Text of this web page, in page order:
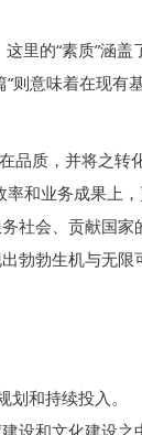
里的“素质”涵盖
则意味着在现有
品质，并将之转
和业务成果上
社会、贡献国家
勃勃生机与无限
划和持续投入。
设和文化建设之